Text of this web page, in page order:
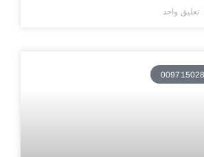
تعليق واحد